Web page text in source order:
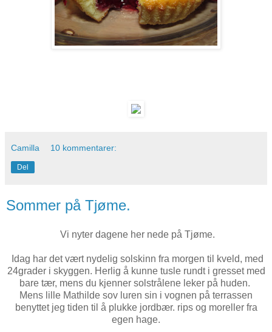
Camilla 10 kommentarer:
Del
Sommer på Tjøme.
Vi nyter dagene her nede på Tjøme.
Idag har det vært nydelig solskinn fra morgen til kveld, med
24grader i skyggen. Herlig å kunne tusle rundt i gresset med
bare tær, mens du kjenner solstrålene leker på huden.
Mens lille Mathilde sov luren sin i vognen på terrassen
benyttet jeg tiden til å plukke jordbær. rips og moreller fra
egen hage.